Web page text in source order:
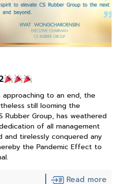
approaching to an end, the
still looming the
Rubber Group, has weathered
of all management
and tirelessly conquered any
the Pandemic Effect to
Read more